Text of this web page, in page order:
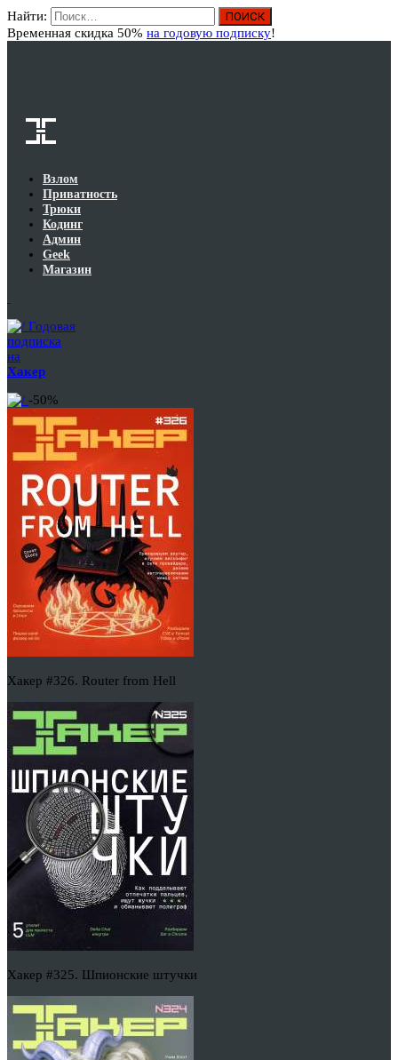
Найти:
Временная скидка 50% на годовую подписку!
Взлом
Приватность
Трюки
Кодинг
Админ
Geek
Магазин
Годовая
подписка
на
Хакер
-50%
Хакер #326. Router from Hell
Хакер #325. Шпионские штучки